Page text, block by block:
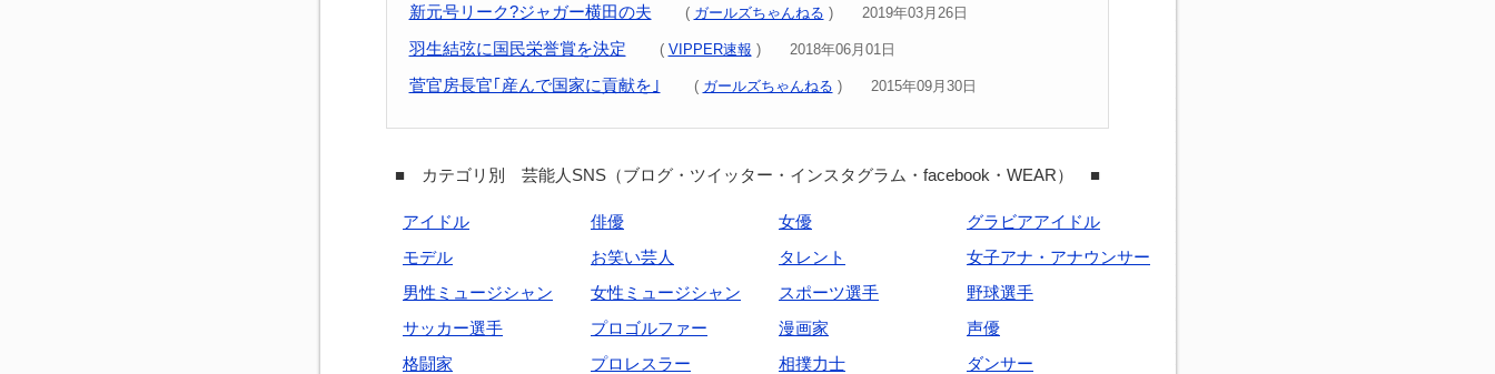
新元号リーク?ジャガー横田の夫 ( ガールズちゃんねる ) 2019年03月26日
羽生結弦に国民栄誉賞を決定 ( VIPPER速報 ) 2018年06月01日
菅官房長官｢産んで国家に貢献を｣ ( ガールズちゃんねる ) 2015年09月30日
■ カテゴリ別 芸能人SNS（ブログ・ツイッター・インスタグラム・facebook・WEAR） ■
アイドル 俳優 女優
グラビアアイドル
モデル
お笑い芸人 タレント
女子アナ・アナウンサー
男性ミュージシャン
女性ミュージシャン スポーツ選手
野球選手
サッカー選手
プロゴルファー 漫画家
声優
格闘家
プロレスラー 相撲力士
ダンサー